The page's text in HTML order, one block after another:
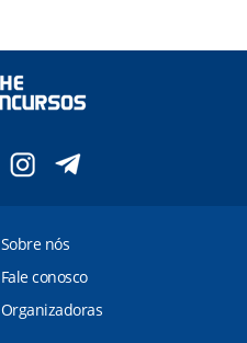
Sobre nós
Fale conosco
Organizadoras